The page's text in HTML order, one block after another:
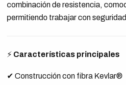
combinación de resistencia,
permitiendo trabajar con
⚡ Características principales
✔ Construcción con fibra Kevlar®